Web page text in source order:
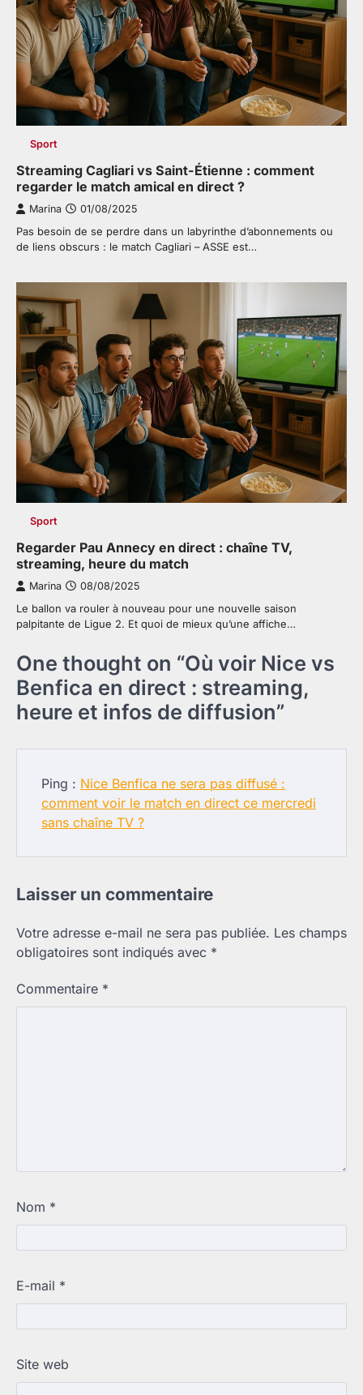
Sport
Streaming Cagliari vs Saint-Étienne : comment
regarder le match amical en direct ?
Marina 01/08/2025
Pas besoin de se perdre dans un labyrinthe d’abonnements ou
de liens obscurs : le match Cagliari – ASSE est…
Sport
Regarder Pau Annecy en direct : chaîne TV,
streaming, heure du match
Marina 08/08/2025
Le ballon va rouler à nouveau pour une nouvelle saison
palpitante de Ligue 2. Et quoi de mieux qu’une affiche…
One thought on “Où voir Nice vs
Benfica en direct : streaming,
heure et infos de diffusion”
Ping : Nice Benfica ne sera pas diffusé :
comment voir le match en direct ce mercredi
sans chaîne TV ?
Laisser un commentaire
Votre adresse e-mail ne sera pas publiée. Les champs
obligatoires sont indiqués avec *
Commentaire *
Nom *
E-mail *
Site web